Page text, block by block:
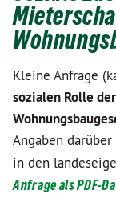
Kleine Anfrage
sozialen Rolle
Angaben
in den
Anfrage als PDF-